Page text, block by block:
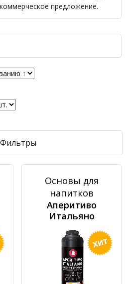
предложение.
Фильтры
Основы для
напитков
Аперитиво
Итальяно